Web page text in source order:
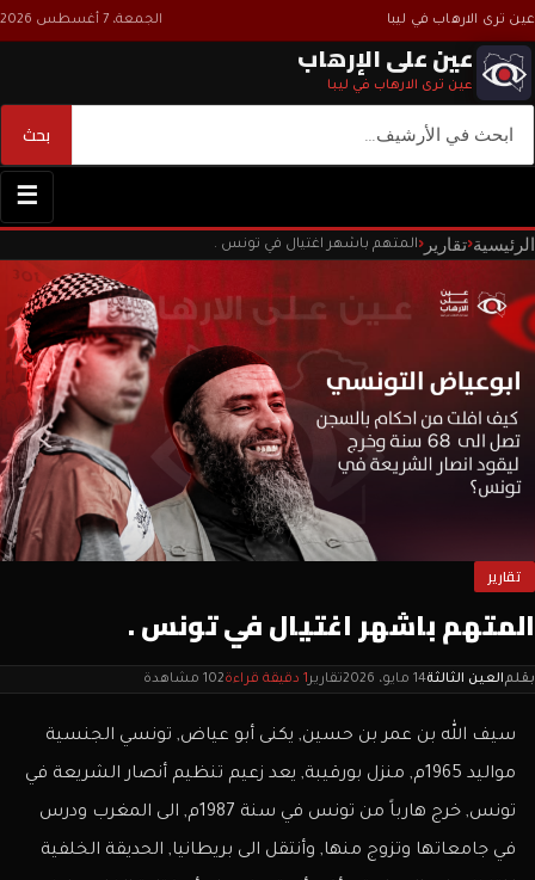
عين ترى الارهاب في ليبا الجمعة، 7 أغسطس 2026
عين على الإرهاب
عين ترى الارهاب في ليبا
بحث
☰
الرئيسية‹تقارير ‹المتهم باشهر اغتيال في تونس .
تقارير
المتهم باشهر اغتيال في تونس .
بقلمالعين الثالثة14 مايو، 2026 تقارير 1 دقيقة قراءة 102 مشاهدة
سيف الله بن عمر بن حسين, يكنى أبو عياض, تونسي الجنسية
مواليد 1965م, منزل بورقيبة, يعد زعيم تنظيم أنصار الشريعة في
تونس, خرج هارباً من تونس في سنة 1987م, الى المغرب ودرس
في جامعاتها وتزوج منها, وأنتقل الى بريطانيا, الحديقة الخلفية